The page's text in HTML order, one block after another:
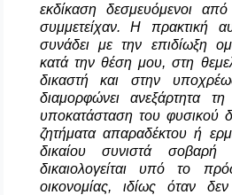
εκδίκαση δεσμευόμενοι
συμμετείχαν. Η πρακτική
συνάδει με την επιδίωξη
κατά την θέση μου, στη
δικαστή και στην
διαμορφώνει ανεξάρτητα
υποκατάσταση του φυσικού
ζητήματα απαραδέκτου ή
δικαίου συνιστά
δικαιολογείται υπό το
οικονομίας, ιδίως όταν